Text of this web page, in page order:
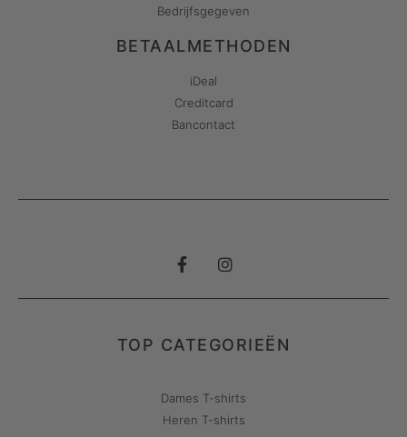
Bedrijfsgegeven
BETAALMETHODEN
iDeal
Creditcard
Bancontact
TOP CATEGORIEËN
Dames T-shirts
Heren T-shirts